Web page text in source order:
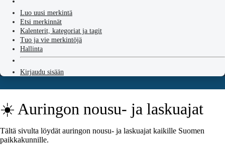
Luo uusi merkintä
Etsi merkinnät
Kalenterit, kategoriat ja tagit
Tuo ja vie merkintöjä
Hallinta
Kirjaudu sisään
☀️ Auringon nousu- ja laskuajat
Tältä sivulta löydät auringon nousu- ja laskuajat kaikille Suomen
paikkakunnille.